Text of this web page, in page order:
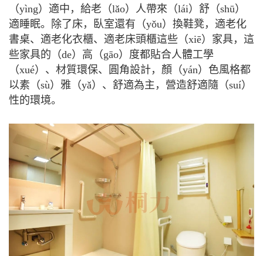
（yìng）適中，給老（lǎo）人帶來（lái）舒（shū）
適睡眠。除了床，臥室還有（yǒu）換鞋凳，適老化
書桌、適老化衣櫃、適老床頭櫃這些（xiē）家具，這
些家具的（de）高（gāo）度都貼合人體工學
（xué）、材質環保、圓角設計，顏（yán）色風格都
以素（sù）雅（yǎ）、舒適為主，營造舒適隨（suí）
性的環境。